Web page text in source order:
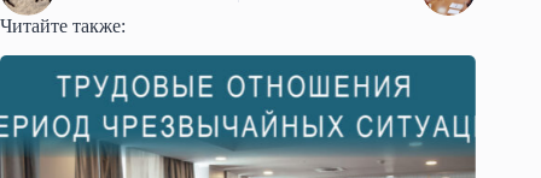
Читайте также: